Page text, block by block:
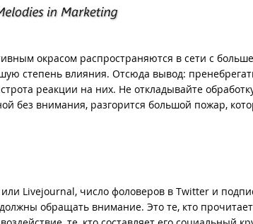
окрасом распространяются в сети с
степень влияния. Отсюда вывод:
реакции на них. Не откладывайте
без внимания, разгорится большой пожар,
Livejournal, число фоловеров в Twitter и
обращать внимание. Это те, кто